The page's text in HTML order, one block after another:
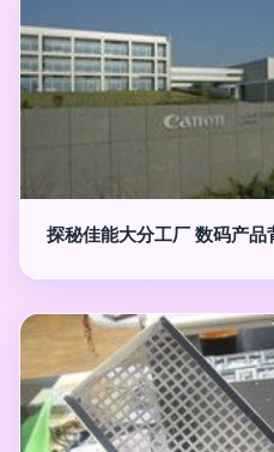
探秘佳能大分工厂 数码产